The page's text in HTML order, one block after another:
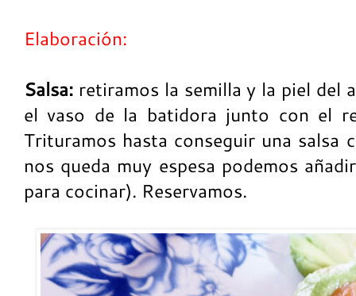
Elaboración:
Salsa: retiramos la semilla y la piel del
el vaso de la batidora junto con el
Trituramos hasta conseguir una salsa
nos queda muy espesa podemos
para cocinar). Reservamos.